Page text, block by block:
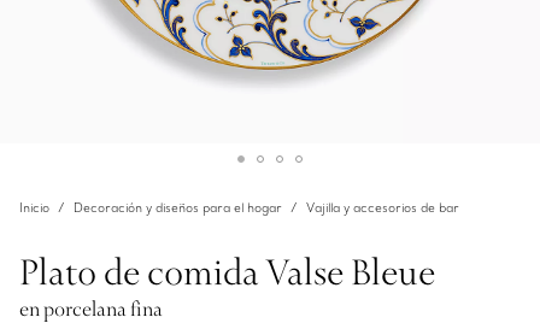
Inicio Decoración y diseños para el hogar Vajilla y accesorios de bar
Plato de comida Valse Bleue
en porcelana fina